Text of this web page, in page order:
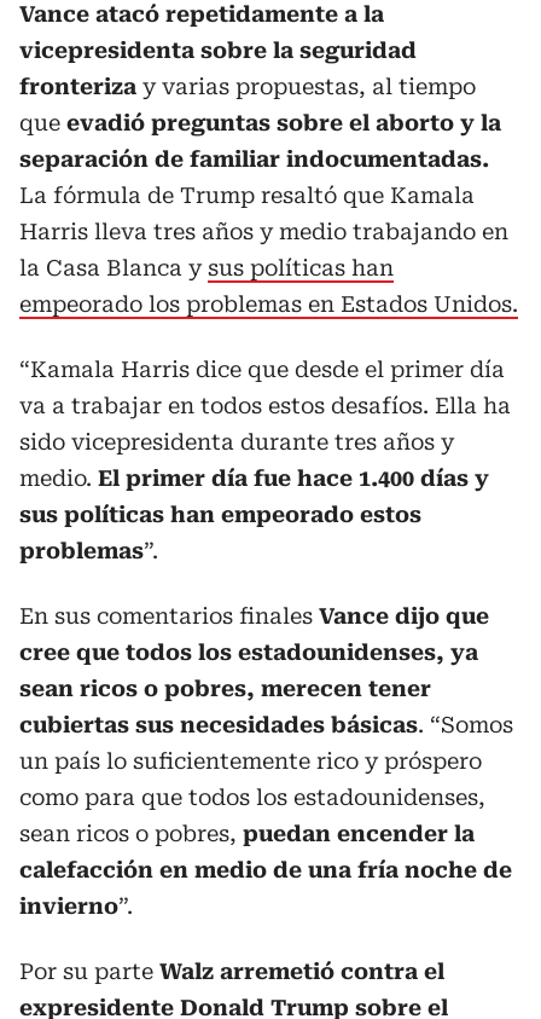
Vance atacó repetidamente a la
vicepresidenta sobre la seguridad
fronteriza y varias propuestas, al tiempo
que evadió preguntas sobre el aborto y la
separación de familiar indocumentadas.
La fórmula de Trump resaltó que Kamala
Harris lleva tres años y medio trabajando en
la Casa Blanca ysus políticas han
empeorado los problemas en Estados Unidos.
“Kamala Harris dice que desde el primer día
va a trabajar en todos estos desafíos. Ella ha
sido vicepresidenta durante tres años y
medio. El primer día fue hace 1.400 días y
sus políticas han empeorado estos
problemas”.
En sus comentarios finales Vance dijo que
cree que todos los estadounidenses, ya
sean ricos o pobres, merecen tener
cubiertas sus necesidades básicas. “Somos
un país lo suficientemente rico y próspero
como para que todos los estadounidenses,
sean ricos o pobres, puedan encender la
calefacción en medio de una fría noche de
invierno”.
Por su parte Walz arremetió contra el
expresidente Donald Trump sobre el